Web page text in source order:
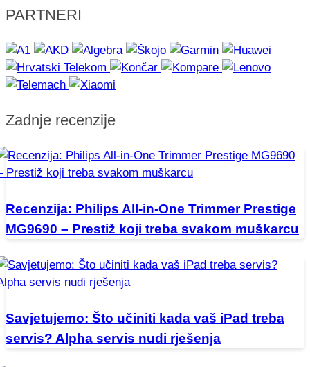
PARTNERI
Zadnje recenzije
Recenzija: Philips All-in-One Trimmer Prestige
MG9690 – Prestiž koji treba svakom muškarcu
Savjetujemo: Što učiniti kada vaš iPad treba
servis? Alpha servis nudi rješenja